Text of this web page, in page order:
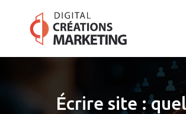
Écrire site :